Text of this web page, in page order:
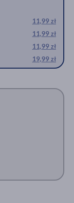
11,99 zł
11,99 zł
11,99 zł
19,99 zł